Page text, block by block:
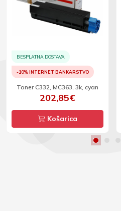
BESPLATNA DOSTAVA
-10% INTERNET BANKARSTVO
Toner C332, MC363, 3k, cyan
202,85€
Košarica